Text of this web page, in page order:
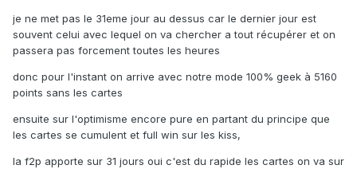
je ne met pas le 31eme jour au dessus car le dernier jour est
souvent celui avec lequel on va chercher a tout récupérer et on
passera pas forcement toutes les heures
donc pour l'instant on arrive avec notre mode 100% geek à 5160
points sans les cartes
ensuite sur l'optimisme encore pure en partant du principe que
les cartes se cumulent et full win sur les kiss,
la f2p apporte sur 31 jours oui c'est du rapide les cartes on va sur